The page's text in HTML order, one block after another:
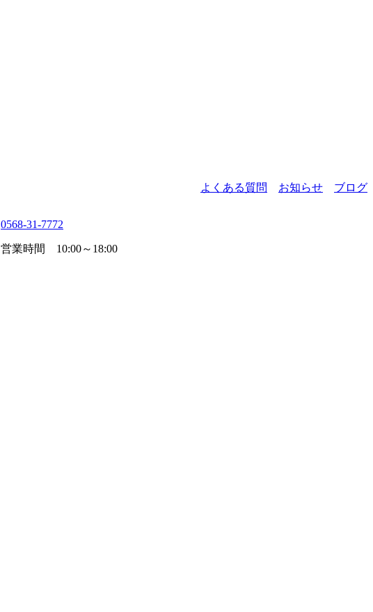
よくある質問 お知らせ ブログ
0568-31-7772
営業時間 10:00～18:00